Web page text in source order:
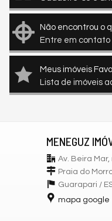
Não encontrou o
Entre em contato
Meus imóveis
Lista de imóveis
MENEGUZ
Av. Beira Mar,
Praia do
Guarapari /
mapa google